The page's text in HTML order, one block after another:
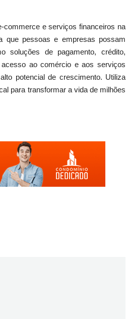
commerce e serviços financeiros na
que pessoas e empresas possam
soluções de pagamento, crédito,
ao comércio e aos serviços
potencial de crescimento. Utiliza
para transformar a vida de milhões